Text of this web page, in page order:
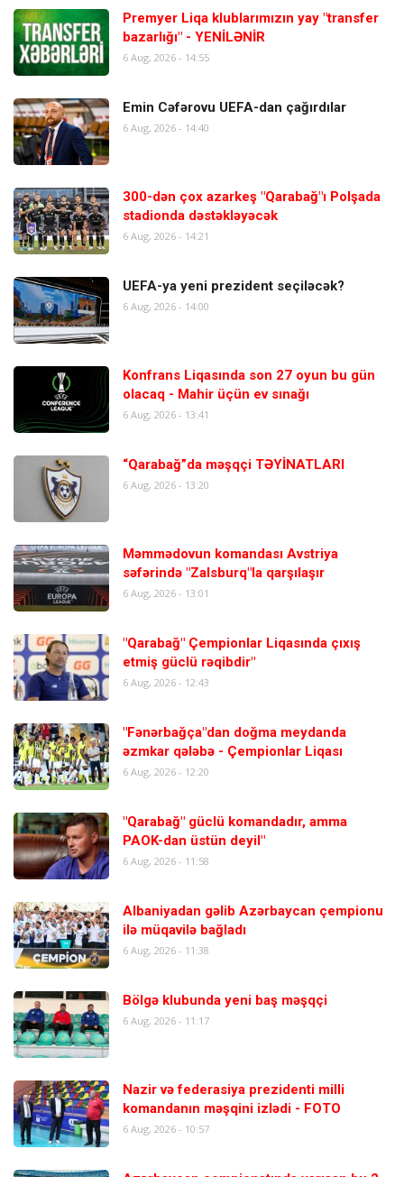
Premyer Liqa klublarımızın yay "transfer
bazarlığı" - YENİLƏNİR
6 Aug, 2026 - 14:55
Emin Cəfərovu UEFA-dan çağırdılar
6 Aug, 2026 - 14:40
300-dən çox azarkeş "Qarabağ"ı Polşada
stadionda dəstəkləyəcək
6 Aug, 2026 - 14:21
UEFA-ya yeni prezident seçiləcək?
6 Aug, 2026 - 14:00
Konfrans Liqasında son 27 oyun bu gün
olacaq - Mahir üçün ev sınağı
6 Aug, 2026 - 13:41
“Qarabağ”da məşqçi TƏYİNATLARI
6 Aug, 2026 - 13:20
Məmmədovun komandası Avstriya
səfərində "Zalsburq"la qarşılaşır
6 Aug, 2026 - 13:01
"Qarabağ" Çempionlar Liqasında çıxış
etmiş güclü rəqibdir"
6 Aug, 2026 - 12:43
"Fənərbağça"dan doğma meydanda
əzmkar qələbə - Çempionlar Liqası
6 Aug, 2026 - 12:20
"Qarabağ" güclü komandadır, amma
PAOK-dan üstün deyil"
6 Aug, 2026 - 11:58
Albaniyadan gəlib Azərbaycan çempionu
ilə müqavilə bağladı
6 Aug, 2026 - 11:38
Bölgə klubunda yeni baş məşqçi
6 Aug, 2026 - 11:17
Nazir və federasiya prezidenti milli
komandanın məşqini izlədi - FOTO
6 Aug, 2026 - 10:57